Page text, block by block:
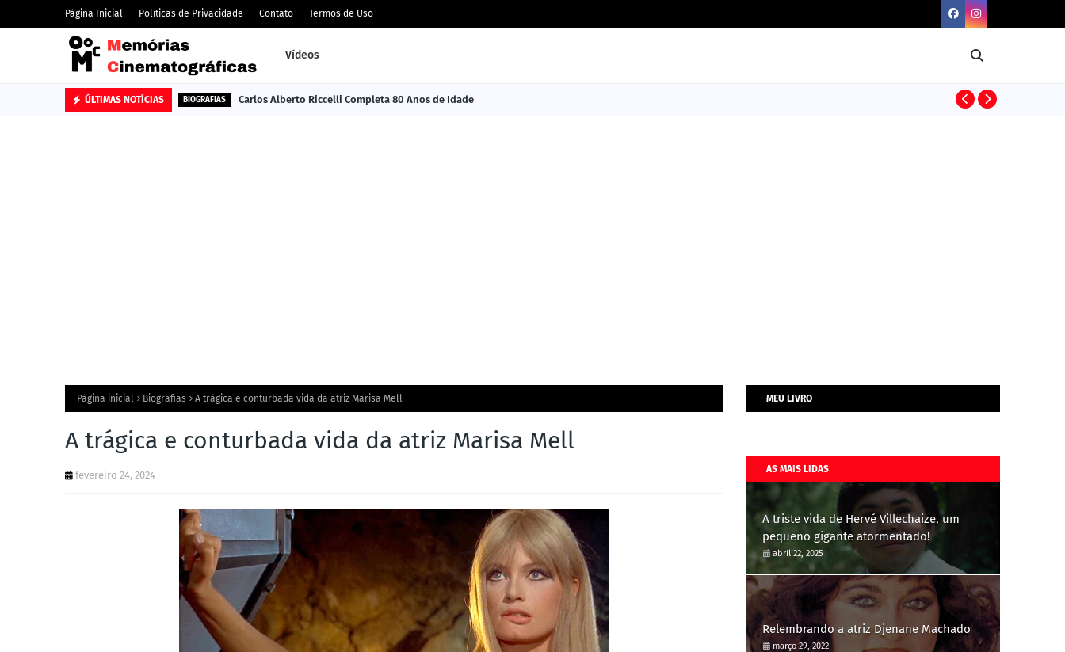
Página Inicial Políticas de Privacidade Contato Termos de Uso
Vídeos
ÚLTIMAS NOTÍCIAS BIOGRAFIAS Carlos Alberto Riccelli Completa 80 Anos de Idade
Página inicial Biografias A trágica e conturbada vida da atriz Marisa Mell
A trágica e conturbada vida da atriz Marisa Mell
fevereiro 24, 2024
MEU LIVRO
AS MAIS LIDAS
A triste vida de Hervé Villechaize, um
pequeno gigante atormentado!
abril 22, 2025
Relembrando a atriz Djenane Machado
março 29, 2022